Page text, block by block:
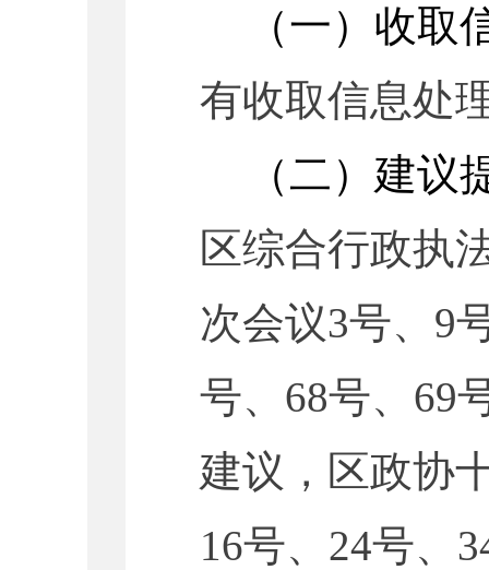
（一）收取
有收取信息处
（二）建议
区综合行政执
次会议3号、9
号、68号、69
建议，区政协
16号、24号、